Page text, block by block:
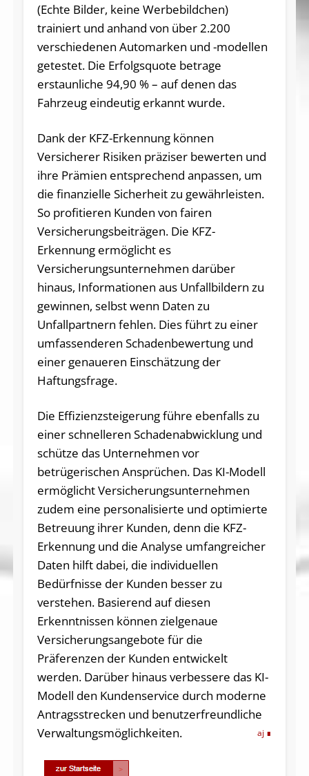
(Echte Bilder, keine Werbebildchen)
trainiert und anhand von über 2.200
verschiedenen Automarken und -modellen
getestet. Die Erfolgsquote betrage
erstaunliche 94,90 % – auf denen das
Fahrzeug eindeutig erkannt wurde.
Dank der KFZ-Erkennung können
Versicherer Risiken präziser bewerten und
ihre Prämien entsprechend anpassen, um
die finanzielle Sicherheit zu gewährleisten.
So profitieren Kunden von fairen
Versicherungsbeiträgen. Die KFZ-
Erkennung ermöglicht es
Versicherungsunternehmen darüber
hinaus, Informationen aus Unfallbildern zu
gewinnen, selbst wenn Daten zu
Unfallpartnern fehlen. Dies führt zu einer
umfassenderen Schadenbewertung und
einer genaueren Einschätzung der
Haftungsfrage.
Die Effizienzsteigerung führe ebenfalls zu
einer schnelleren Schadenabwicklung und
schütze das Unternehmen vor
betrügerischen Ansprüchen. Das KI-Modell
ermöglicht Versicherungsunternehmen
zudem eine personalisierte und optimierte
Betreuung ihrer Kunden, denn die KFZ-
Erkennung und die Analyse umfangreicher
Daten hilft dabei, die individuellen
Bedürfnisse der Kunden besser zu
verstehen. Basierend auf diesen
Erkenntnissen können zielgenaue
Versicherungsangebote für die
Präferenzen der Kunden entwickelt
werden. Darüber hinaus verbessere das KI-
Modell den Kundenservice durch moderne
Antragsstrecken und benutzerfreundliche
Verwaltungsmöglichkeiten.
aj